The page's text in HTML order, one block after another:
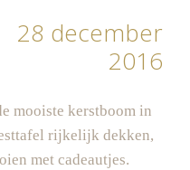
28 december
2016
mooiste kerstboom in
rijkelijk dekken,
met cadeautjes.